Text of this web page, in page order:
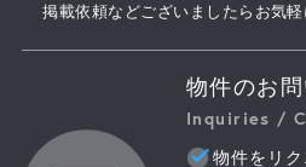
掲載依頼などございましたらお気軽
物件のお
Inquiries /
物件をリ